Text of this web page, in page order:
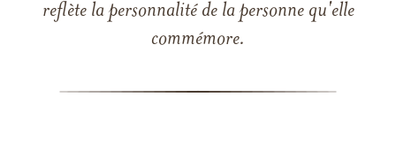
reflète la personnalité de la personne qu'elle
commémore.